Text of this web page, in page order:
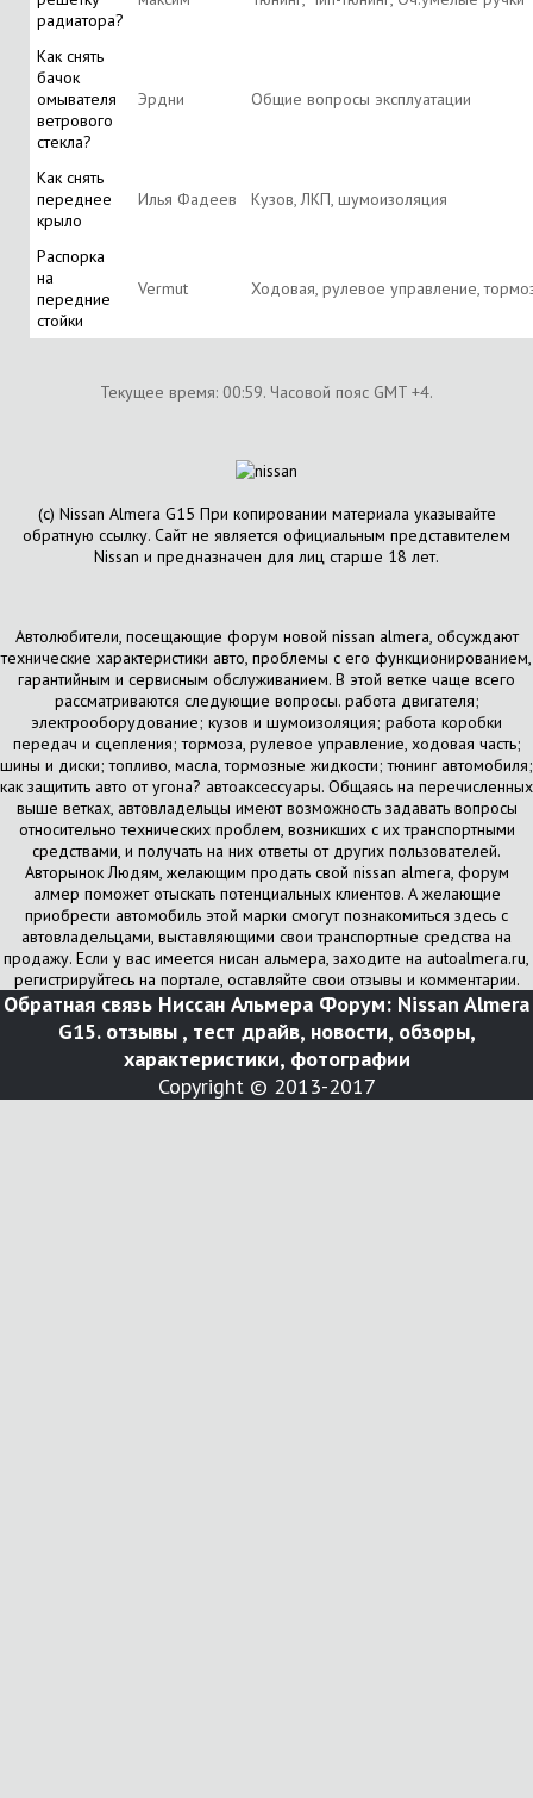
радиатора?
Как снять
бачок
омывателя
ветрового
стекла?
Эрдни Общие вопросы эксплуатации
Как снять
переднее
крыло
Илья Фадеев Кузов, ЛКП, шумоизоляция
Распорка
на
передние
стойки
Vermut Ходовая, рулевое управление,
Текущее время: 00:59. Часовой пояс GMT +4.
(с) Nissan Almera G15 При копировании материала указывайте
обратную ссылку. Сайт не является официальным представителем
Nissan и предназначен для лиц старше 18 лет.
Автолюбители, посещающие форум новой nissan almera, обсуждают
технические характеристики авто, проблемы с его функционированием,
гарантийным и сервисным обслуживанием. В этой ветке чаще всего
рассматриваются следующие вопросы. работа двигателя;
электрооборудование; кузов и шумоизоляция; работа коробки
передач и сцепления; тормоза, рулевое управление, ходовая часть;
шины и диски; топливо, масла, тормозные жидкости; тюнинг автомобиля;
как защитить авто от угона? автоаксессуары. Общаясь на перечисленных
выше ветках, автовладельцы имеют возможность задавать вопросы
относительно технических проблем, возникших с их транспортными
средствами, и получать на них ответы от других пользователей.
Авторынок Людям, желающим продать свой nissan almera, форум
алмер поможет отыскать потенциальных клиентов. А желающие
приобрести автомобиль этой марки смогут познакомиться здесь с
автовладельцами, выставляющими свои транспортные средства на
продажу. Если у вас имеется нисан альмера, заходите на autoalmera.ru,
регистрируйтесь на портале, оставляйте свои отзывы и комментарии.
Обратная связь Ниссан Альмера Форум: Nissan Almera
G15. отзывы , тест драйв, новости, обзоры,
характеристики, фотографии
Copyright © 2013-2017